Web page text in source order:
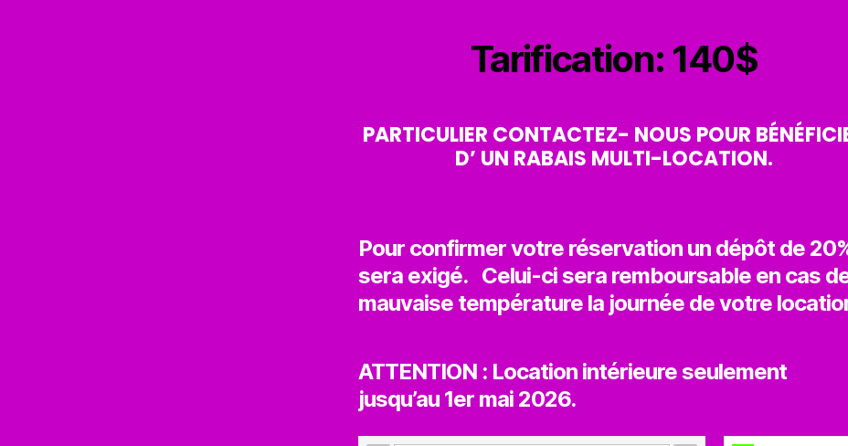
Tarification: 140$
PARTICULIER CONTACTEZ- NOUS POUR
D’ UN RABAIS MULTI-LOCATION.
Pour confirmer votre réservation un dépôt de
sera exigé. Celui-ci sera remboursable en cas
mauvaise température la journée de votre
ATTENTION : Location intérieure seulement
jusqu’au 1er mai 2026.